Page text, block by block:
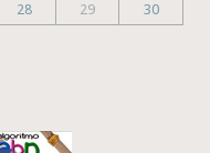
28 29 30